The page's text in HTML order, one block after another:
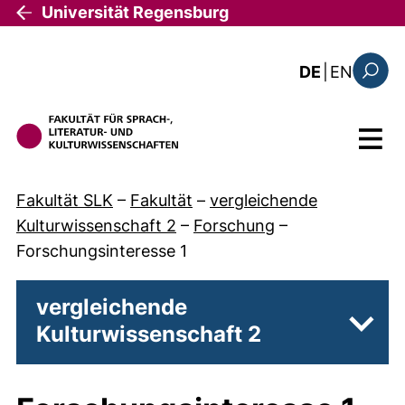
Direkt zum Inhalt
Universität Regensburg
DE EN: the
Menü
Fakultät SLK – Fakultät – vergleichende
Kulturwissenschaft 2 – Forschung –
Forschungsinteresse 1
vergleichende
Kulturwissenschaft 2